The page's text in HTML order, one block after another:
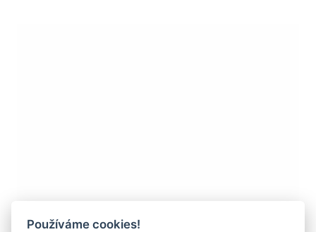
Používáme cookies!